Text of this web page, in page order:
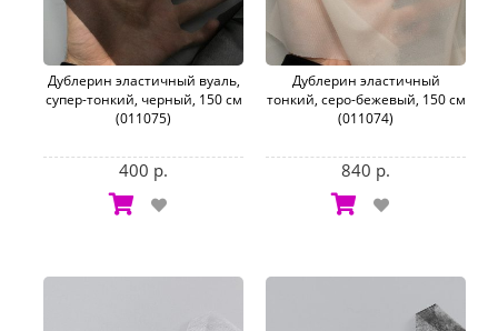
Дублерин эластичный вуаль,
супер-тонкий, черный, 150 см
(011075)
400 р.
Дублерин эластичный
тонкий, серо-бежевый, 150 см
(011074)
840 р.